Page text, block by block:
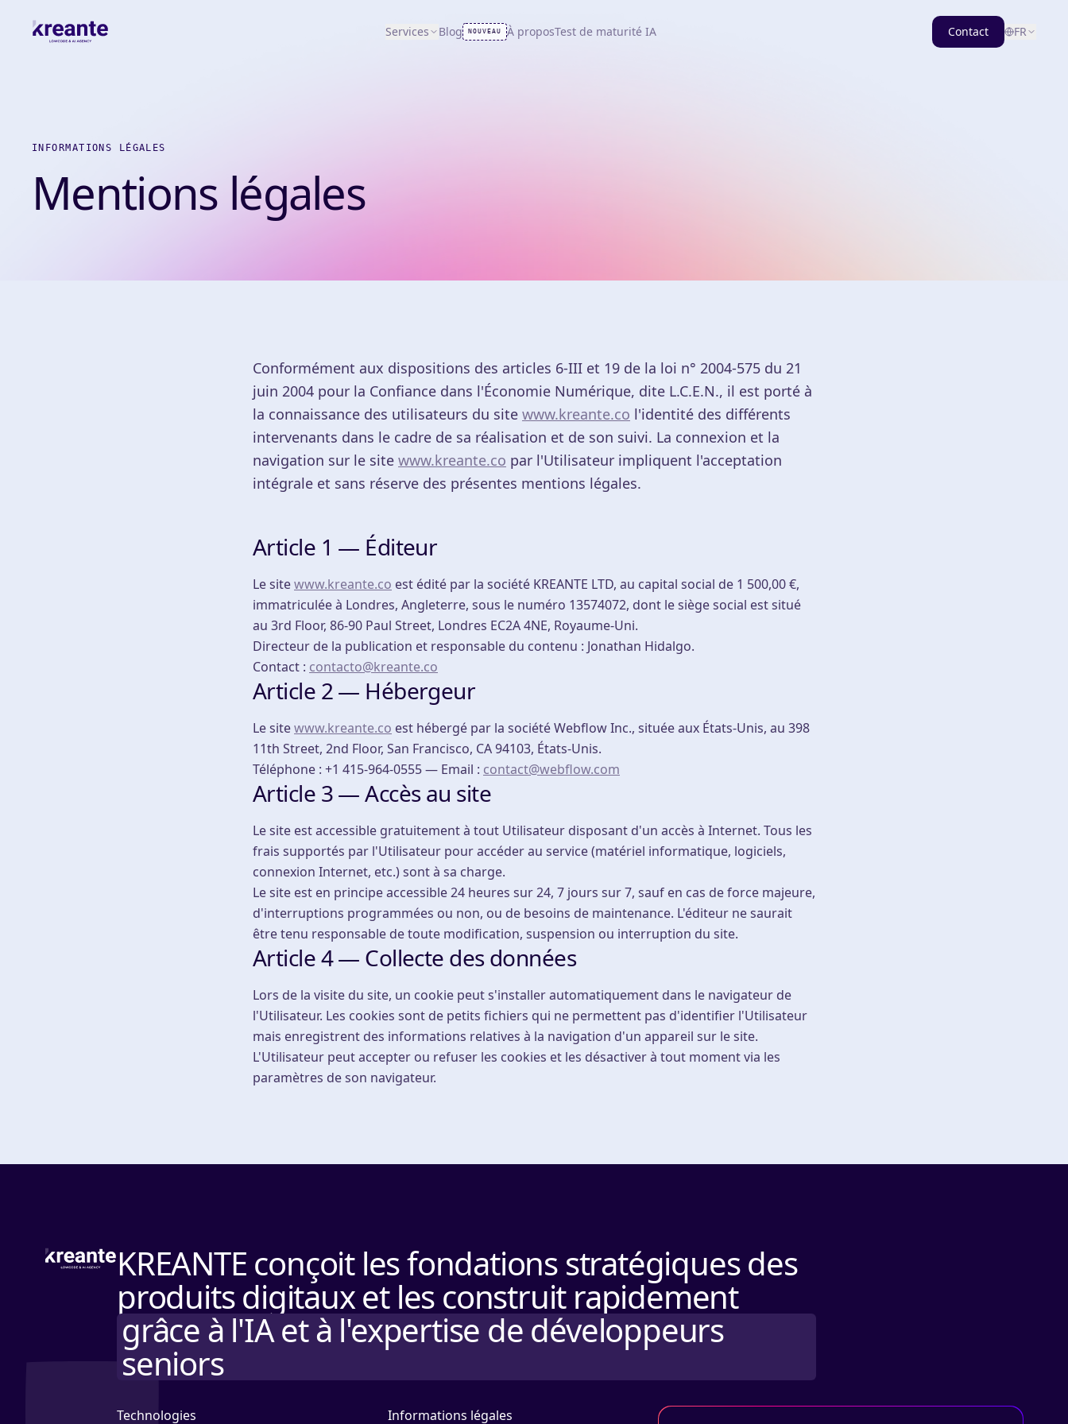
Services Blog NOUVEAU À proposTest de maturité IA Contact FR
INFORMATIONS LÉGALES
Mentions légales
Conformément aux dispositions des articles 6-III et 19 de la loi n° 2004-575 du 21
juin 2004 pour la Confiance dans l'Économie Numérique, dite L.C.E.N., il est porté à
la connaissance des utilisateurs du site www.kreante.co l'identité des différents
intervenants dans le cadre de sa réalisation et de son suivi. La connexion et la
navigation sur le site www.kreante.co par l'Utilisateur impliquent l'acceptation
intégrale et sans réserve des présentes mentions légales.
Article 1 — Éditeur
Le sitewww.kreante.co est édité par la société KREANTE LTD, au capital social de 1 500,00 €,
immatriculée à Londres, Angleterre, sous le numéro 13574072, dont le siège social est situé
au 3rd Floor, 86-90 Paul Street, Londres EC2A 4NE, Royaume-Uni.
Directeur de la publication et responsable du contenu : Jonathan Hidalgo.
Contact : contacto@kreante.co
Article 2 — Hébergeur
Le sitewww.kreante.co est hébergé par la société Webflow Inc., située aux États-Unis, au 398
11th Street, 2nd Floor, San Francisco, CA 94103, États-Unis.
Téléphone : +1 415-964-0555 — Email : contact@webflow.com
Article 3 — Accès au site
Le site est accessible gratuitement à tout Utilisateur disposant d'un accès à Internet. Tous les
frais supportés par l'Utilisateur pour accéder au service (matériel informatique, logiciels,
connexion Internet, etc.) sont à sa charge.
Le site est en principe accessible 24 heures sur 24, 7 jours sur 7, sauf en cas de force majeure,
d'interruptions programmées ou non, ou de besoins de maintenance. L'éditeur ne saurait
être tenu responsable de toute modification, suspension ou interruption du site.
Article 4 — Collecte des données
Lors de la visite du site, un cookie peut s'installer automatiquement dans le navigateur de
l'Utilisateur. Les cookies sont de petits fichiers qui ne permettent pas d'identifier l'Utilisateur
mais enregistrent des informations relatives à la navigation d'un appareil sur le site.
L'Utilisateur peut accepter ou refuser les cookies et les désactiver à tout moment via les
paramètres de son navigateur.
KREANTE conçoit les fondations stratégiques des
produits digitaux et les construit rapidement
grâce à l'IA et à l'expertise de développeurs
seniors
Technologies Informations légales